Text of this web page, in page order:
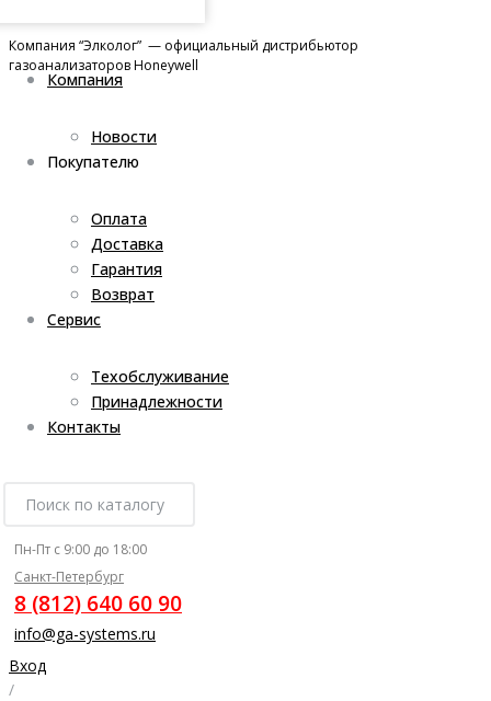
Компания “Элколог” — официальный дистрибьютор
газоанализаторов Honeywell
Компания
Новости
Покупателю
Оплата
Доставка
Гарантия
Возврат
Сервис
Техобслуживание
Принадлежности
Контакты
Пн-Пт с 9:00 до 18:00
Санкт-Петербург
8 (812) 640 60 90
info@ga-systems.ru
Вход
/